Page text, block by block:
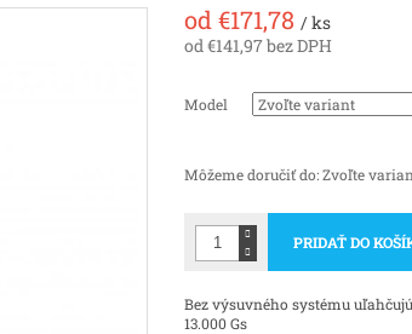
od €171,78 / ks
od€141,97bez DPH
cena:
Model
Môžeme doručiť do:Zvoľte
PRIDAŤ DO
Bez výsuvného systému
13.000 Gs